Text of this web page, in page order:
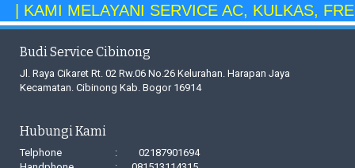
MELAYANI SERVICE AC, KULKAS,
Budi Service Cibinong
Jl. Raya Cikaret Rt. 02 Rw.06 No.26 Kelurahan. Harapan Jaya
Kecamatan. Cibinong Kab. Bogor 16914
Hubungi Kami
Telphone :
02187901694